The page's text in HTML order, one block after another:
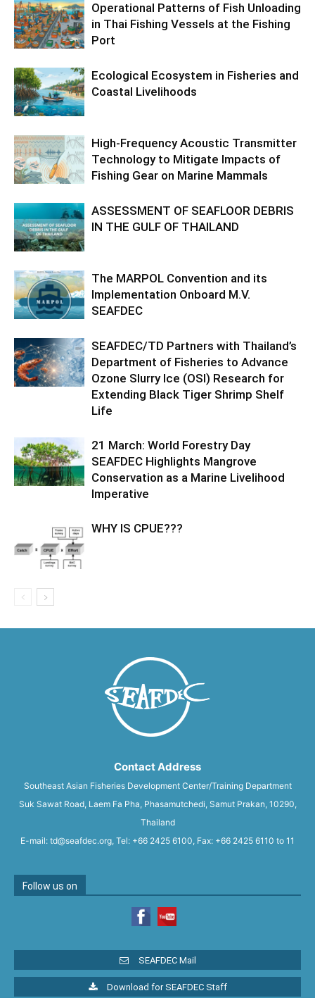
Operational Patterns of Fish Unloading
in Thai Fishing Vessels at the Fishing
Port
Ecological Ecosystem in Fisheries and
Coastal Livelihoods
High-Frequency Acoustic Transmitter
Technology to Mitigate Impacts of
Fishing Gear on Marine Mammals
ASSESSMENT OF SEAFLOOR DEBRIS
IN THE GULF OF THAILAND
The MARPOL Convention and its
Implementation Onboard M.V.
SEAFDEC
SEAFDEC/TD Partners with Thailand’s
Department of Fisheries to Advance
Ozone Slurry Ice (OSI) Research for
Extending Black Tiger Shrimp Shelf
Life
21 March: World Forestry Day
SEAFDEC Highlights Mangrove
Conservation as a Marine Livelihood
Imperative
WHY IS CPUE???
Contact Address
Southeast Asian Fisheries Development Center/Training Department
Suk Sawat Road, Laem Fa Pha, Phasamutchedi, Samut Prakan, 10290,
Thailand
E-mail: td@seafdec.org, Tel: +66 2425 6100, Fax: +66 2425 6110 to 11
Follow us on
SEAFDEC Mail
Download for SEAFDEC Staff